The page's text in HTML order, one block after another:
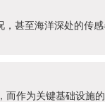
甚至海洋深处的传
而作为关键基础设施